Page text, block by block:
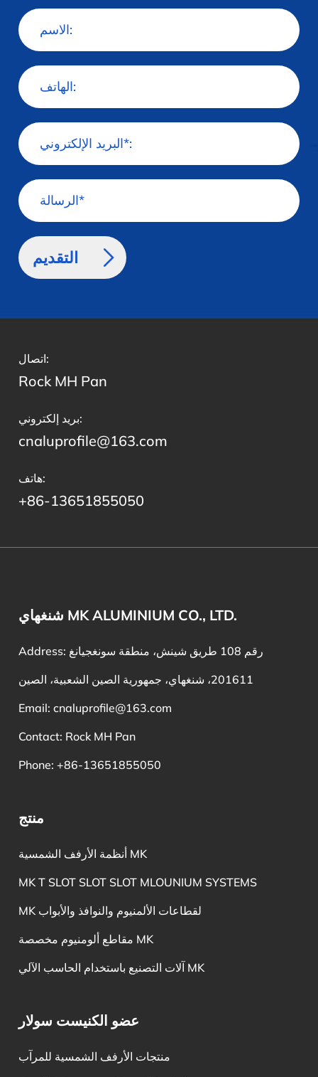
>
اتصال:
Rock MH Pan
بريد إلكتروني:
cnaluprofile@163.com
هاتف:
+86-13651855050
شنغهاي MK ALUMINIUM CO., LTD.
Address: رقم 108 طريق شينش، منطقة سونغجيانغ
201611، شنغهاي، جمهورية الصين الشعبية، الصين
Email:cnaluprofile@163.com
Contact: Rock MH Pan
Phone: +86-13651855050
منتج
أنظمة الأرفف الشمسية MK
MK T SLOT SLOT SLOT MLOUNIUM SYSTEMS
MK لقطاعات الألمنيوم والنوافذ والأبواب
مقاطع ألومنيوم مخصصة MK
آلات التصنيع باستخدام الحاسب الآلي MK
عضو الكنيست سولار
منتجات الأرفف الشمسية للمرآب